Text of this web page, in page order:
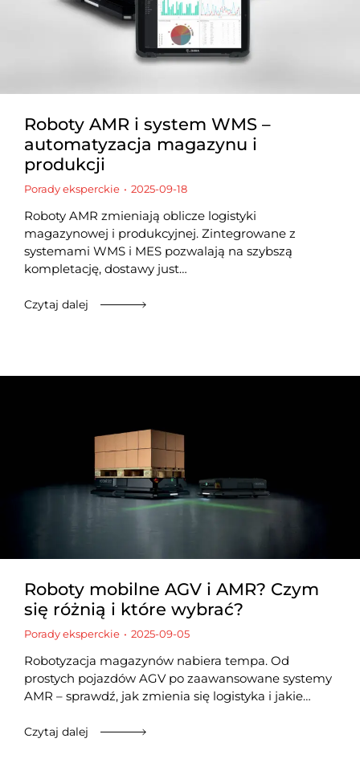
Roboty AMR i system WMS –
automatyzacja magazynu i
produkcji
Porady eksperckie 2025-09-18
Roboty AMR zmieniają oblicze logistyki
magazynowej i produkcyjnej. Zintegrowane z
systemami WMS i MES pozwalają na szybszą
kompletację, dostawy just…
Czytaj dalej
Roboty mobilne AGV i AMR? Czym
się różnią i które wybrać?
Porady eksperckie 2025-09-05
Robotyzacja magazynów nabiera tempa. Od
prostych pojazdów AGV po zaawansowane systemy
AMR – sprawdź, jak zmienia się logistyka i jakie…
Czytaj dalej